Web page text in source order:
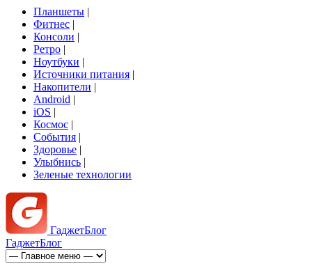
Планшеты |
Фитнес |
Консоли |
Ретро |
Ноутбуки |
Источники питания |
Накопители |
Android |
iOS |
Космос |
События |
Здоровье |
Улыбнись |
Зеленые технологии
ГаджетБлог
ГаджетБлог